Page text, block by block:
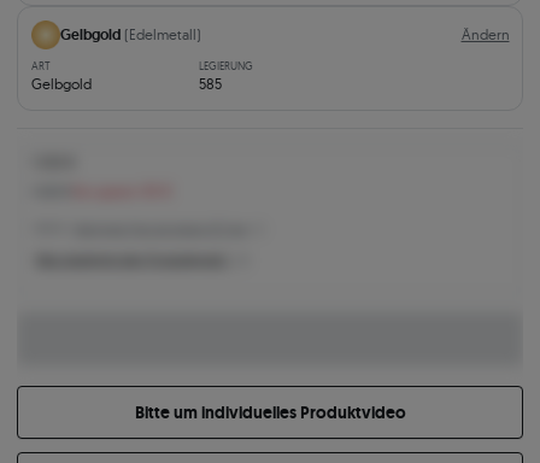
Gelbgold (Edelmetall) Ändern
ART
Gelbgold
LEGIERUNG
585
Bitte um individuelles Produktvideo